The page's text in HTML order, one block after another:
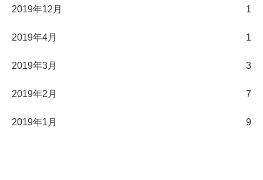
2019年12月 1
2019年4月 1
2019年3月 3
2019年2月 7
2019年1月 9